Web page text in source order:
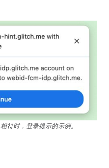
相符时，登录提示的示例。